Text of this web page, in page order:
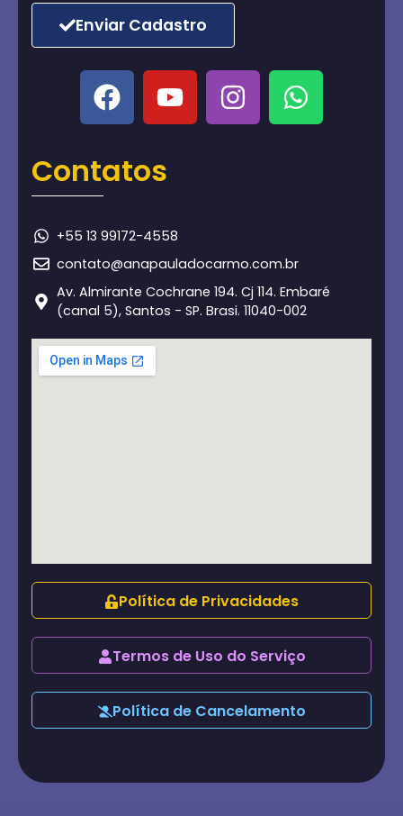
Enviar Cadastro
Contatos
+55 13 99172-4558
contato@anapauladocarmo.com.br
Av. Almirante Cochrane 194. Cj 114. Embaré
(canal 5), Santos - SP. Brasi. 11040-002
Política de Privacidades
Termos de Uso do Serviço
Política de Cancelamento